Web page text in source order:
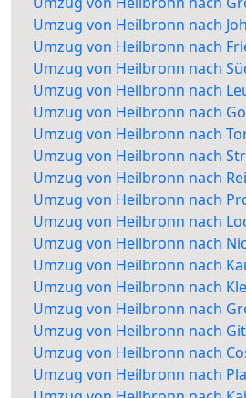
Umzug von Heilbronn nach
Umzug von Heilbronn nach
Umzug von Heilbronn nach
Umzug von Heilbronn nach
Umzug von Heilbronn nach
Umzug von Heilbronn nach
Umzug von Heilbronn nach
Umzug von Heilbronn nach
Umzug von Heilbronn nach
Umzug von Heilbronn nach
Umzug von Heilbronn nach
Umzug von Heilbronn nach
Umzug von Heilbronn nach
Umzug von Heilbronn nach
Umzug von Heilbronn nach
Umzug von Heilbronn nach
Umzug von Heilbronn nach